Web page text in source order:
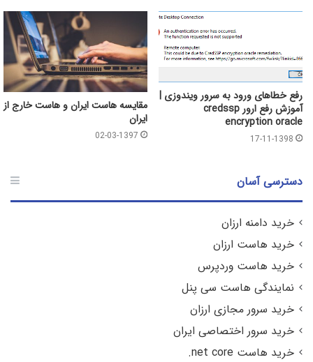
رفع خطاهای ورود به سرور ویندوزی |
آموزش رفع ارور credssp
encryption oracle
17-11-1398
مقایسه هاست ایران و هاست خارج از
ایران
02-03-1397
دسترسی آسان
خرید دامنه ارزان
خرید هاست ارزان
خرید هاست وردپرس
نمایندگی هاست سی پنل
خرید سرور مجازی ارزان
خرید سرور اختصاصی ایران
خرید هاست net core.